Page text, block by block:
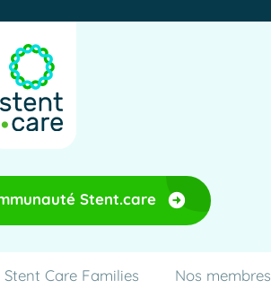
Stent.care
Stent Care Families Nos membres